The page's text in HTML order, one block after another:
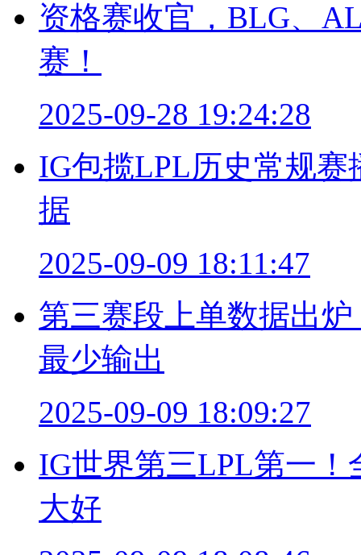
资格赛收官，BLG、
赛！
2025-09-28 19:24:28
IG包揽LPL历史常规
据
2025-09-09 18:11:47
第三赛段上单数据出
最少输出
2025-09-09 18:09:27
IG世界第三LPL第一
大好